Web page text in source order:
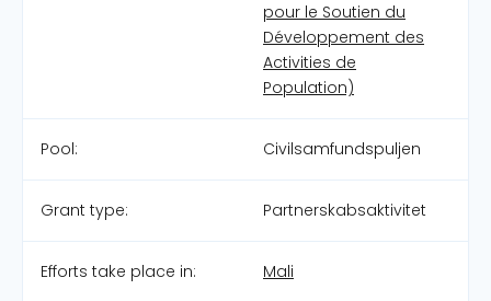
pour le Soutien du
Développement des
Activities de
Population)
Pool: Civilsamfundspuljen
Grant type: Partnerskabsaktivitet
Efforts take place in: Mali